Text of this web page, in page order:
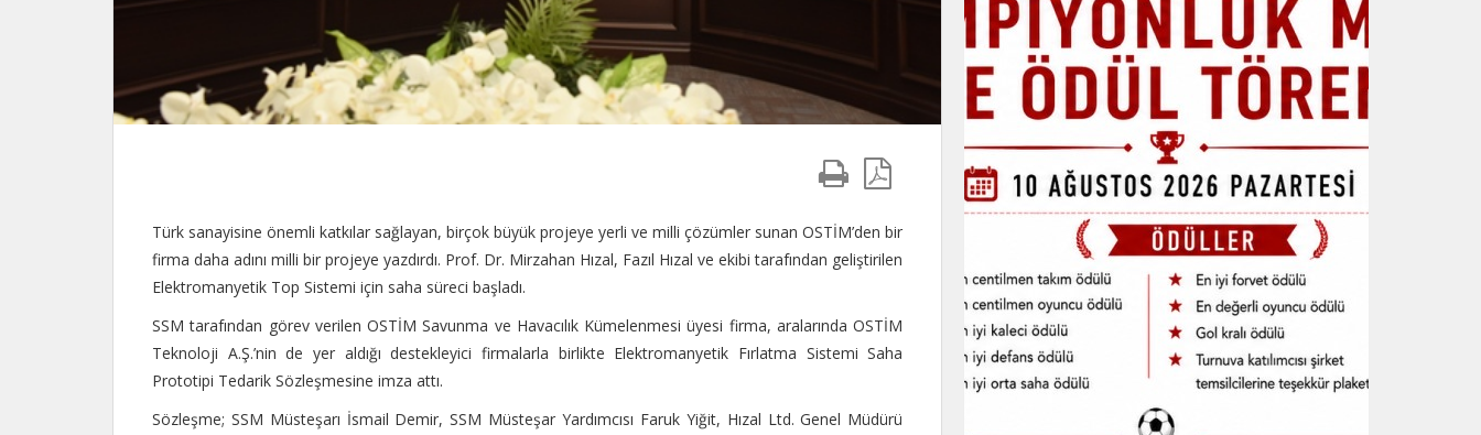
Türk sanayisine önemli katkılar sağlayan, birçok büyük projeye yerli ve milli çözümler sunan OSTİM’den bir
firma daha adını milli bir projeye yazdırdı. Prof. Dr. Mirzahan Hızal, Fazıl Hızal ve ekibi tarafından geliştirilen
Elektromanyetik Top Sistemi için saha süreci başladı.
SSM tarafından görev verilen OSTİM Savunma ve Havacılık Kümelenmesi üyesi firma, aralarında OSTİM
Teknoloji A.Ş.’nin de yer aldığı destekleyici firmalarla birlikte Elektromanyetik Fırlatma Sistemi Saha
Prototipi Tedarik Sözleşmesine imza attı.
Sözleşme; SSM Müsteşarı İsmail Demir, SSM Müsteşar Yardımcısı Faruk Yiğit, Hızal Ltd. Genel Müdürü